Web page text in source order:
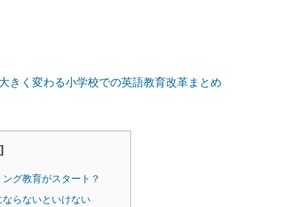
きく変わる小学校での英語教育改革まとめ
]
グ教育がスタート？
らないといけない